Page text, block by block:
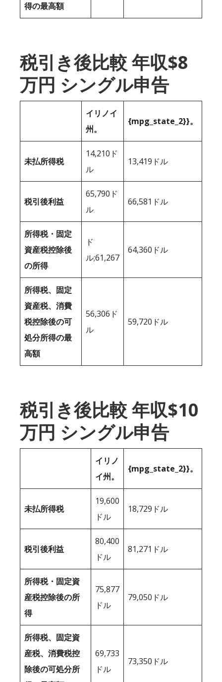
得の最高額
税引き後比較 年収$8
万円 シングル申告
イリノイ
州。
{mpg_state_2}}。
未払所得税
14,210ド
ル
13,419ドル
税引後利益
65,790ド
ル
66,581ドル
所得税・固定
資産税控除後
の所得
ド
ル;61,267
64,360ドル
所得税、固定
資産税、消費
税控除後の可
処分所得の最
高額
56,306ド
ル
59,720ドル
税引き後比較 年収$10
万円 シングル申告
イリノ
イ州。
{mpg_state_2}}。
未払所得税
19,600
ドル
18,729ドル
税引後利益
80,400
ドル
81,271ドル
所得税・固定資
産税控除後の所
得
75,877
ドル
79,050ドル
所得税、固定資
産税、消費税控
除後の可処分所
69,733
ドル
73,350ドル